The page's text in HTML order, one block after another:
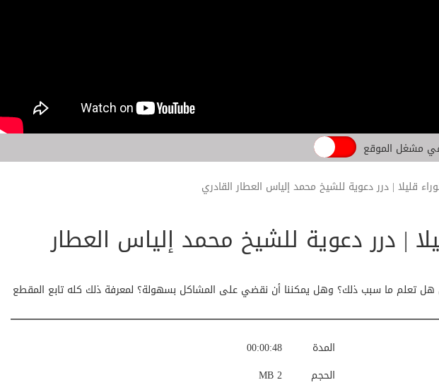
مشغل الموقع
قليلا | درر دعوية للشيخ محمد إلياس العطار القادري
| درر دعوية للشيخ محمد إلياس العطار
هل تعلم ما سبب ذلك؟ وهل يمكننا أن نقضي على المشاكل بسهولة؟ لمعرفة ذلك كله تابع المقطع
00:00:48
المدة
2 MB
الحجم